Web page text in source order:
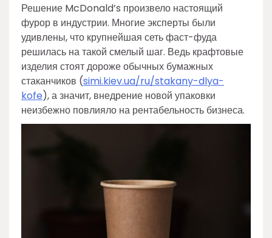
Решение McDonald’s произвело настоящий
фурор в индустрии. Многие эксперты были
удивлены, что крупнейшая сеть фаст-фуда
решилась на такой смелый шаг. Ведь крафтовые
изделия стоят дороже обычных бумажных
стаканчиков (simi.kiev.ua/ru/stakany-dlya-
kofe), а значит, внедрение новой упаковки
неизбежно повлияло на рентабельность бизнеса.